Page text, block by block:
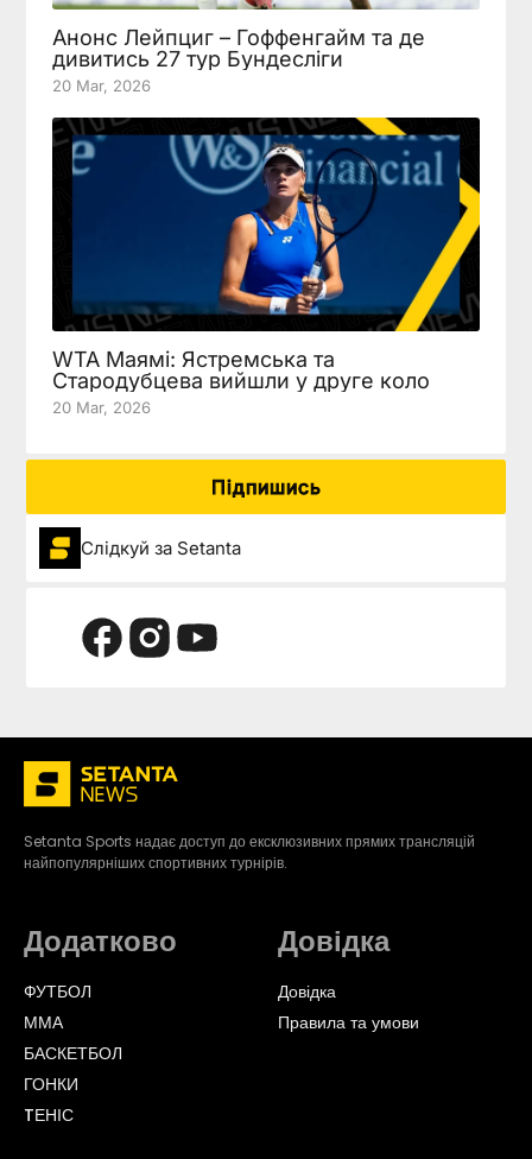
Анонс Лейпциг – Гоффенгайм та де
дивитись 27 тур Бундесліги
20 Mar, 2026
WTA Маямі: Ястремська та
Стародубцева вийшли у друге коло
20 Mar, 2026
Підпишись
Слідкуй за Setanta
Setanta Sports надає доступ до ексклюзивних прямих трансляцій
найпопулярніших спортивних турнірів.
Додатково
ФУТБОЛ
ММА
БАСКЕТБОЛ
ГОНКИ
TЕНІС
Довідка
Довідка
Правила та умови